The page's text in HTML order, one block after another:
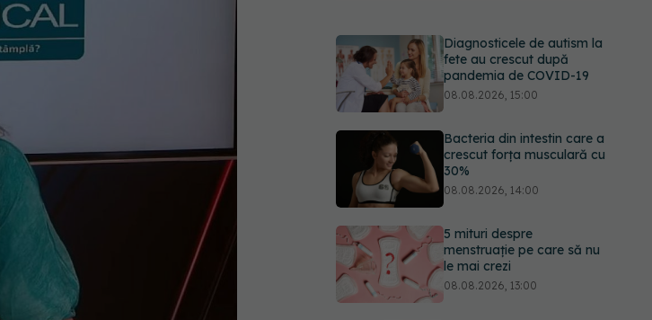
Diagnosticele de autism la
fete au crescut după
pandemia de COVID-19
08.08.2026, 15:00
Bacteria din intestin care a
crescut forța musculară cu
30%
08.08.2026, 14:00
5 mituri despre
menstruație pe care să nu
le mai crezi
08.08.2026, 13:00